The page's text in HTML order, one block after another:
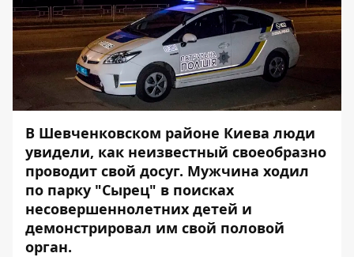
В Шевченковском районе Киева люди
увидели, как неизвестный своеобразно
проводит свой досуг. Мужчина ходил
по парку "Сырец" в поисках
несовершеннолетних детей и
демонстрировал им свой половой
орган.